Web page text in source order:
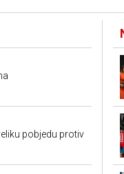
pobjedu protiv